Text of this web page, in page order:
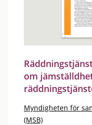
om
Myndigheten för
(MSB)